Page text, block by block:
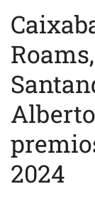
2024